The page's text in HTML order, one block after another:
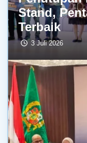
Stand,
Terbaik
3 Juli 2026